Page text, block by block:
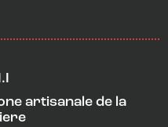
artisanale de la